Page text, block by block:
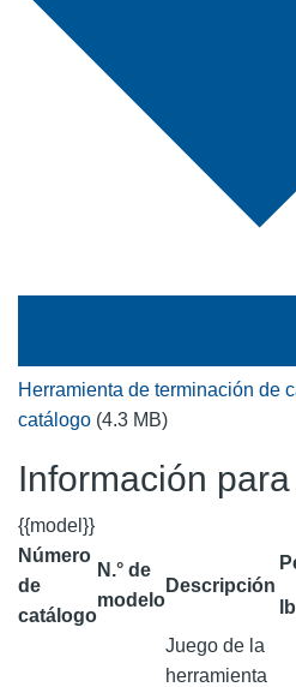
Herramienta de terminación de
catálogo (4.3 MB)
Información
{{model}}
Número
de
catálogo
N.° de
modelo
Descripción
lb
Juego de la
herramienta